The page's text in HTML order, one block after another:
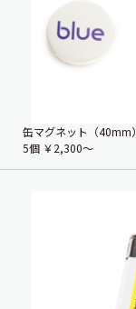
缶マグネット（40mm）
5個 ￥2,300〜